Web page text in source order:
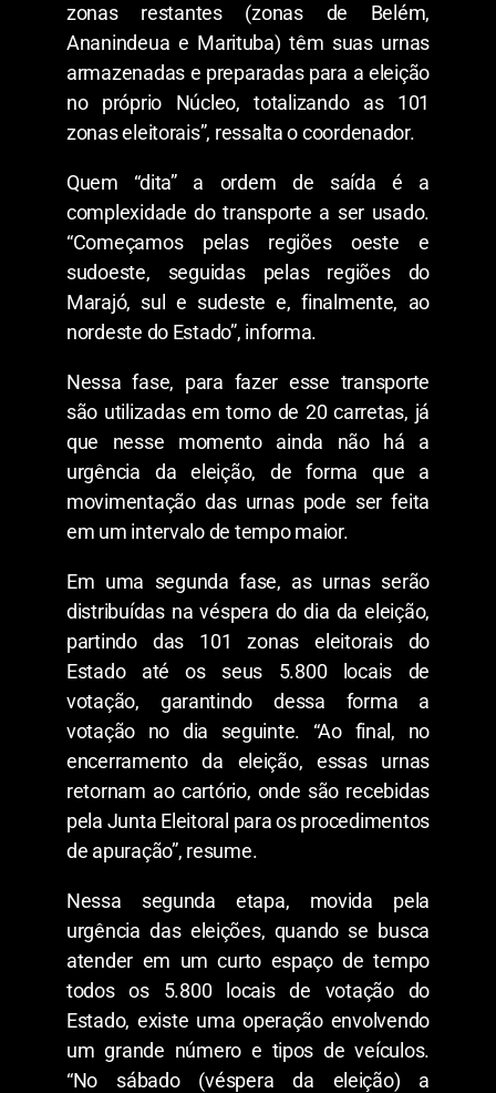
zonas restantes (zonas de Belém,
Ananindeua e Marituba) têm suas urnas
armazenadas e preparadas para a eleição
no próprio Núcleo, totalizando as 101
zonas eleitorais”, ressalta o coordenador.
Quem “dita” a ordem de saída é a
complexidade do transporte a ser usado.
“Começamos pelas regiões oeste e
sudoeste, seguidas pelas regiões do
Marajó, sul e sudeste e, finalmente, ao
nordeste do Estado”, informa.
Nessa fase, para fazer esse transporte
são utilizadas em torno de 20 carretas, já
que nesse momento ainda não há a
urgência da eleição, de forma que a
movimentação das urnas pode ser feita
em um intervalo de tempo maior.
Em uma segunda fase, as urnas serão
distribuídas na véspera do dia da eleição,
partindo das 101 zonas eleitorais do
Estado até os seus 5.800 locais de
votação, garantindo dessa forma a
votação no dia seguinte. “Ao final, no
encerramento da eleição, essas urnas
retornam ao cartório, onde são recebidas
pela Junta Eleitoral para os procedimentos
de apuração”, resume.
Nessa segunda etapa, movida pela
urgência das eleições, quando se busca
atender em um curto espaço de tempo
todos os 5.800 locais de votação do
Estado, existe uma operação envolvendo
um grande número e tipos de veículos.
“No sábado (véspera da eleição) a